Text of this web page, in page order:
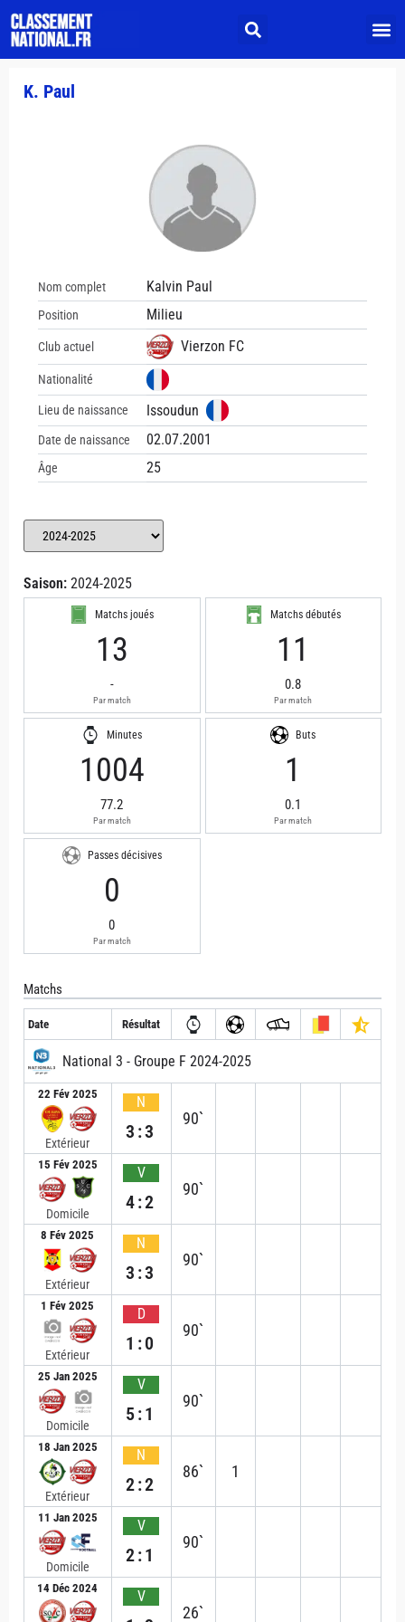
K. Paul
Nom complet Kalvin Paul
Position Milieu
Club actuel Vierzon FC
Nationalité
Lieu de naissance Issoudun
Date de naissance 02.07.2001
Âge 25
Saison: 2024-2025
Matchs joués
13
-
Par match
Matchs débutés
11
0.8
Par match
Minutes
1004
77.2
Par match
Buts
1
0.1
Par match
Passes décisives
0
0
Par match
Matchs
Date Résultat
National 3 - Groupe F 2024-2025
22 Fév 2025
Extérieur
N
3:3
90`
15 Fév 2025
Domicile
V
4:2
90`
8 Fév 2025
Extérieur
N
3:3
90`
1 Fév 2025
Extérieur
D
1:0
90`
25 Jan 2025
Domicile
V
5:1
90`
18 Jan 2025
Extérieur
N
2:2
86` 1
11 Jan 2025
Domicile
V
2:1
90`
14 Déc 2024 V
26`